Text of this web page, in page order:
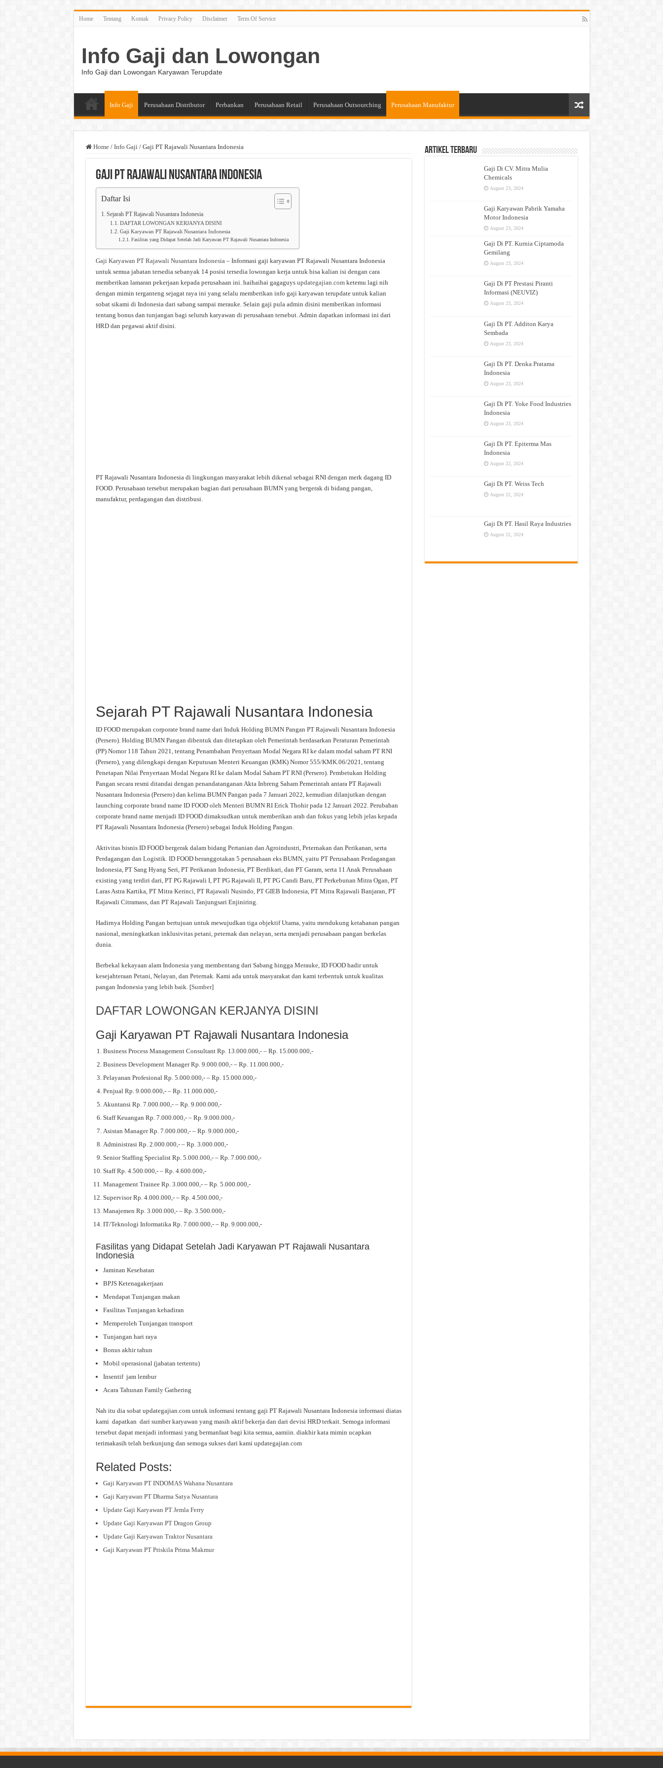
Home Tentang Kontak Privacy Policy Disclaimer Term Of Service
Info Gaji dan Lowongan
Info Gaji dan Lowongan Karyawan Terupdate
Info Gaji Perusahaan Distributor Perbankan Perusahaan Retail Perusahaan Outsourching Perusahaan Manufaktur
Home / Info Gaji / Gaji PT Rajawali Nusantara Indonesia
Gaji PT Rajawali Nusantara Indonesia
Daftar Isi
Sejarah PT Rajawali Nusantara Indonesia
DAFTAR LOWONGAN KERJANYA DISINI
Gaji Karyawan PT Rajawali Nusantara Indonesia
Fasilitas yang Didapat Setelah Jadi Karyawan PT Rajawali Nusantara Indonesia
Gaji Karyawan PT Rajawali Nusantara Indonesia– Informasi gaji karyawan PT Rajawali Nusantara Indonesia
untuk semua jabatan tersedia sebanyak 14 posisi tersedia lowongan kerja untuk bisa kalian isi dengan cara
memberikan lamaran pekerjaan kepada perusahaan ini. haihaihai gagaguys updategajian.comketemu lagi nih
dengan mimin terganteng sejagat raya ini yang selalu memberikan info gaji karyawan terupdate untuk kalian
sobat sikami di Indonesia dari sabang sampai merauke. Selain gaji pula admin disini memberikan informasi
tentang bonus dan tunjangan bagi seluruh karyawan di perusahaan tersebut. Admin dapatkan informasi ini dari
HRD dan pegawai aktif disini.
PT Rajawali Nusantara Indonesia di lingkungan masyarakat lebih dikenal sebagai RNI dengan merk dagang ID
FOOD. Perusahaan tersebut merupakan bagian dari perusahaan BUMN yang bergerak di bidang pangan,
manufaktur, perdagangan dan distribusi.
Sejarah PT Rajawali Nusantara Indonesia
ID FOOD merupakan corporate brand name dari Induk Holding BUMN Pangan PT Rajawali Nusantara Indonesia
(Persero). Holding BUMN Pangan dibentuk dan ditetapkan oleh Pemerintah berdasarkan Peraturan Pemerintah
(PP) Nomor 118 Tahun 2021, tentang Penambahan Penyertaan Modal Negara RI ke dalam modal saham PT RNI
(Persero), yang dilengkapi dengan Keputusan Menteri Keuangan (KMK) Nomor 555/KMK.06/2021, tentang
Penetapan Nilai Penyertaan Modal Negara RI ke dalam Modal Saham PT RNI (Persero). Pembetukan Holding
Pangan secara resmi ditandai dengan penandatanganan Akta Inbreng Saham Pemerintah antara PT Rajawali
Nusantara Indonesia (Persero) dan kelima BUMN Pangan pada 7 Januari 2022, kemudian dilanjutkan dengan
launching corporate brand name ID FOOD oleh Menteri BUMN RI Erick Thohir pada 12 Januari 2022. Perubahan
corporate brand name menjadi ID FOOD dimaksudkan untuk memberikan arah dan fokus yang lebih jelas kepada
PT Rajawali Nusantara Indonesia (Persero) sebagai Induk Holding Pangan.
Aktivitas bisnis ID FOOD bergerak dalam bidang Pertanian dan Agroindustri, Peternakan dan Perikanan, serta
Perdagangan dan Logistik. ID FOOD beranggotakan 5 perusahaan eks BUMN, yaitu PT Perusahaan Perdagangan
Indonesia, PT Sang Hyang Seri, PT Perikanan Indonesia, PT Berdikari, dan PT Garam, serta 11 Anak Perusahaan
existing yang terdiri dari, PT PG Rajawali I, PT PG Rajawali II, PT PG Candi Baru, PT Perkebunan Mitra Ogan, PT
Laras Astra Kartika, PT Mitra Kerinci, PT Rajawali Nusindo, PT GIEB Indonesia, PT Mitra Rajawali Banjaran, PT
Rajawali Citramass, dan PT Rajawali Tanjungsari Enjiniring.
Hadirnya Holding Pangan bertujuan untuk mewujudkan tiga objektif Utama, yaitu mendukung ketahanan pangan
nasional, meningkatkan inklusivitas petani, peternak dan nelayan, serta menjadi perusahaan pangan berkelas
dunia.
Berbekal kekayaan alam Indonesia yang membentang dari Sabang hingga Merauke, ID FOOD hadir untuk
kesejahteraan Petani, Nelayan, dan Peternak. Kami ada untuk masyarakat dan kami terbentuk untuk kualitas
pangan Indonesia yang lebih baik. [Sumber]
DAFTAR LOWONGAN KERJANYA DISINI
Gaji Karyawan PT Rajawali Nusantara Indonesia
Business Process Management Consultant Rp. 13.000.000,- – Rp. 15.000.000,-
Business Development Manager Rp. 9.000.000,- – Rp. 11.000.000,-
Pelayanan Profesional Rp. 5.000.000,- – Rp. 15.000.000,-
Penjual Rp. 9.000.000,- – Rp. 11.000.000,-
Akuntansi Rp. 7.000.000,- – Rp. 9.000.000,-
Staff Keuangan Rp. 7.000.000,- – Rp. 9.000.000,-
Asistan Manager Rp. 7.000.000,- – Rp. 9.000.000,-
Administrasi Rp. 2.000.000,- – Rp. 3.000.000,-
Senior Staffing Specialist Rp. 5.000.000,- – Rp. 7.000.000,-
Staff Rp. 4.500.000,- – Rp. 4.600.000,-
Management Trainee Rp. 3.000.000,- – Rp. 5.000.000,-
Supervisor Rp. 4.000.000,- – Rp. 4.500.000,-
Manajemen Rp. 3.000.000,- – Rp. 3.500.000,-
IT/Teknologi Informatika Rp. 7.000.000,- – Rp. 9.000.000,-
Fasilitas yang Didapat Setelah Jadi Karyawan PT Rajawali Nusantara
Indonesia
Jaminan Kesehatan
BPJS Ketenagakerjaan
Mendapat Tunjangan makan
Fasilitas Tunjangan kehadiran
Memperoleh Tunjangan transport
Tunjangan hari raya
Bonus akhir tahun
Mobil operasional (jabatan tertentu)
Insentif jam lembur
Acara Tahunan Family Gathering
Nah itu dia sobat updategajian.com untuk informasi tentang gaji PT Rajawali Nusantara Indonesia informasi diatas
kami dapatkan dari sumber karyawan yang masih aktif bekerja dan dari devisi HRD terkait. Semoga informasi
tersebut dapat menjadi informasi yang bermanfaat bagi kita semua, aamiin. diakhir kata mimin ucapkan
terimakasih telah berkunjung dan semoga sukses dari kami updategajian.com
Related Posts:
Gaji Karyawan PT INDOMAS Wahana Nusantara
Gaji Karyawan PT Dharma Satya Nusantara
Update Gaji Karyawan PT Jemla Ferry
Update Gaji Karyawan PT Dragon Group
Update Gaji Karyawan Traktor Nusantara
Gaji Karyawan PT Priskila Prima Makmur
Artikel Terbaru
Gaji Di CV. Mitra Mulia
Chemicals
August 23, 2024
Gaji Karyawan Pabrik Yamaha
Motor Indonesia
August 23, 2024
Gaji Di PT. Kurnia Ciptamoda
Gemilang
August 23, 2024
Gaji Di PT Prestasi Piranti
Informasi (NEUVIZ)
August 23, 2024
Gaji Di PT. Additon Karya
Sembada
August 23, 2024
Gaji Di PT. Denka Pratama
Indonesia
August 23, 2024
Gaji Di PT. Yoke Food Industries
Indonesia
August 23, 2024
Gaji Di PT. Epiterma Mas
Indonesia
August 22, 2024
Gaji Di PT. Weiss Tech
August 22, 2024
Gaji Di PT. Hasil Raya Industries
August 22, 2024